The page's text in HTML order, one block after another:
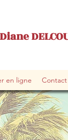
Diane
en ligne Contact